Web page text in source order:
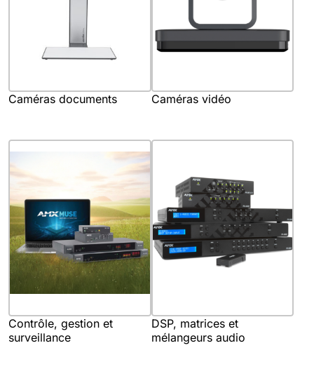
Caméras documents Caméras vidéo
Contrôle, gestion et
surveillance
DSP, matrices et
mélangeurs audio